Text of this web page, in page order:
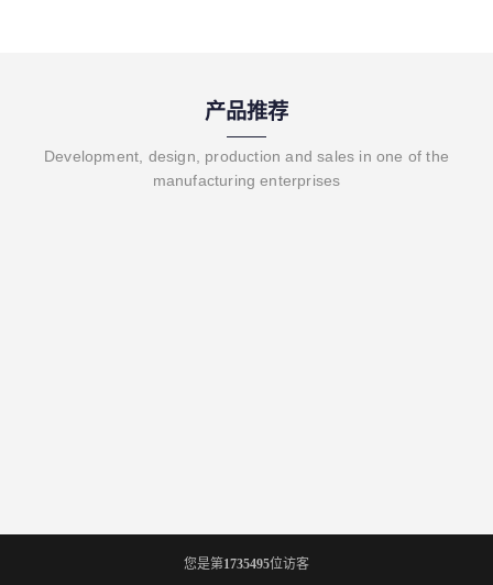
产品推荐
Development, design, production and sales in one of the
manufacturing enterprises
您是第1735495位访客